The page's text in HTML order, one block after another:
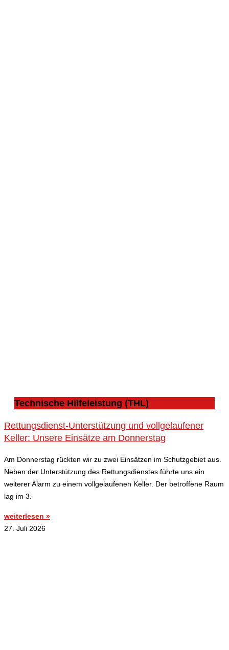
Technische Hilfeleistung (THL)
Rettungsdienst-Unterstützung und vollgelaufener
Keller: Unsere Einsätze am Donnerstag
Am Donnerstag rückten wir zu zwei Einsätzen im Schutzgebiet aus.
Neben der Unterstützung des Rettungsdienstes führte uns ein
weiterer Alarm zu einem vollgelaufenen Keller. Der betroffene Raum
lag im 3.
weiterlesen »
27. Juli 2026